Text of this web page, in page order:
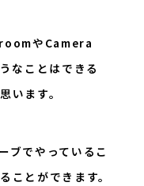
やCamera
なことはできる
います。
ブでやっているこ
ことができます。